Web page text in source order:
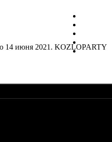
14 июня 2021. KOZLOPARTY